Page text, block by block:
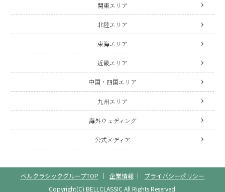
関東エリア
北陸エリア
東海エリア
近畿エリア
中国・四国エリア
九州エリア
海外ウェディング
公式メディア
ベルクラシックグループTOP 企業情報
プライバシーポリシー
Copyright(C) BELLCLASSIC All Rights Reserved.